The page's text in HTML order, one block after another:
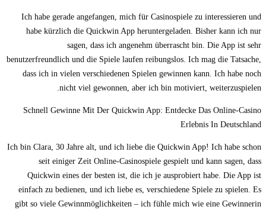
Ich habe gerade angefangen, mich für Casinospiele zu interessieren und
habe kürzlich die Quickwin App heruntergeladen. Bisher kann ich nur
sagen, dass ich angenehm überrascht bin. Die App ist sehr
benutzerfreundlich und die Spiele laufen reibungslos. Ich mag die Tatsache,
dass ich in vielen verschiedenen Spielen gewinnen kann. Ich habe noch
nicht viel gewonnen, aber ich bin motiviert, weiterzuspielen.
Schnell Gewinne Mit Der Quickwin App: Entdecke Das Online-Casino
Erlebnis In Deutschland
Ich bin Clara, 30 Jahre alt, und ich liebe die Quickwin App! Ich habe schon
seit einiger Zeit Online-Casinospiele gespielt und kann sagen, dass
Quickwin eines der besten ist, die ich je ausprobiert habe. Die App ist
einfach zu bedienen, und ich liebe es, verschiedene Spiele zu spielen. Es
gibt so viele Gewinnmöglichkeiten – ich fühle mich wie eine Gewinnerin